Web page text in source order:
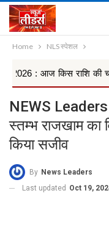
Home NLS स्पेशल
राशि की चमकेगी
NEWS Leaders
स्तम्भ राजखाम का
किया सजीव
By News Leaders
Last updated Oct 19,